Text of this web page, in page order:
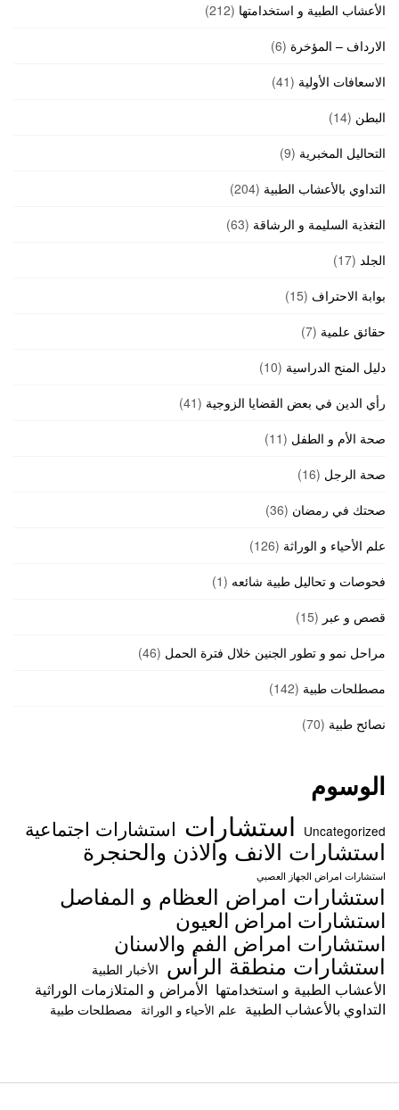
الأعشاب الطبية و استخدامتها (212)
الارداف – المؤخرة (6)
الاسعافات الأولية (41)
البطن (14)
التحاليل المخبرية (9)
التداوي بالأعشاب الطبية (204)
التغذية السليمة و الرشاقة (63)
الجلد (17)
بوابة الاحتراف (15)
حقائق علمية (7)
دليل المنح الدراسية (10)
رأي الدين في بعض القضايا الزوجية (41)
صحة الأم و الطفل (11)
صحة الرجل (16)
صحتك في رمضان (36)
علم الأحياء و الوراثة (126)
فحوصات و تحاليل طبية شائعه (1)
قصص و عبر (15)
مراحل نمو و تطور الجنين خلال فترة الحمل (46)
مصطلحات طبية (142)
نصائح طبية (70)
الوسوم
Uncategorized استشارات استشارات اجتماعية
استشارات الانف والاذن والحنجرة
استشارات امراض الجهاز العصبي
استشارات امراض العظام و المفاصل
استشارات امراض العيون
استشارات امراض الفم والاسنان
استشارات منطقة الرأس الأخبار الطبية
الأعشاب الطبية و استخدامتها الأمراض و المتلازمات الوراثية
التداوي بالأعشاب الطبية علم الأحياء و الوراثة مصطلحات طبية